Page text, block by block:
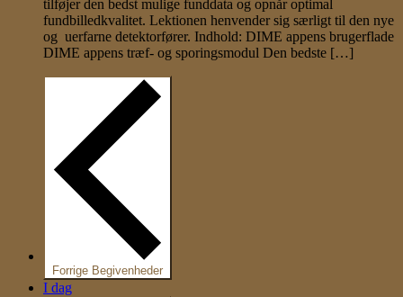
tilføjer den bedst mulige funddata og opnår optimal
fundbilledkvalitet. Lektionen henvender sig særligt til den nye
og uerfarne detektorfører. Indhold: DIME appens brugerflade
DIME appens træf- og sporingsmodul Den bedste […]
Forrige Begivenheder
I dag